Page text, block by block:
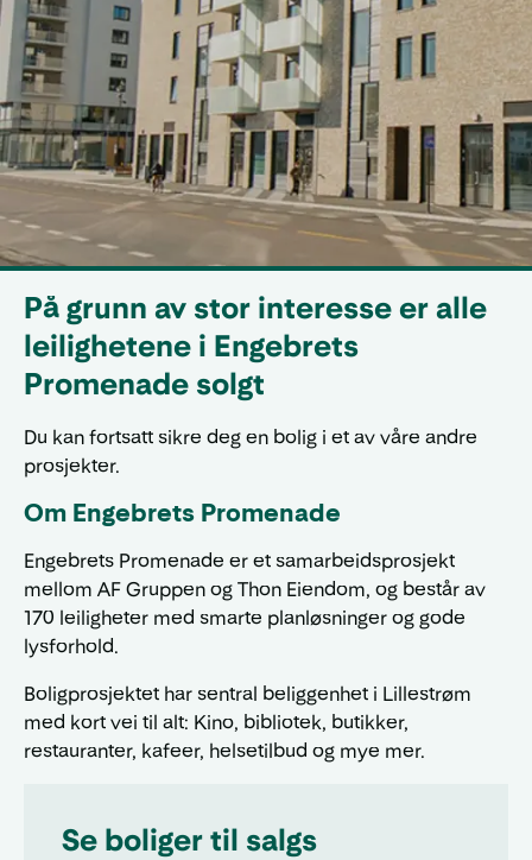
På grunn av stor interesse er alle
leilighetene i Engebrets
Promenade solgt
Du kan fortsatt sikre deg en bolig i et av våre andre
prosjekter.
Om Engebrets Promenade
Engebrets Promenade er et samarbeidsprosjekt
mellom AF Gruppen og Thon Eiendom, og består av
170 leiligheter med smarte planløsninger og gode
lysforhold.
Boligprosjektet har sentral beliggenhet i Lillestrøm
med kort vei til alt: Kino, bibliotek, butikker,
restauranter, kafeer, helsetilbud og mye mer.
Se boliger til salgs